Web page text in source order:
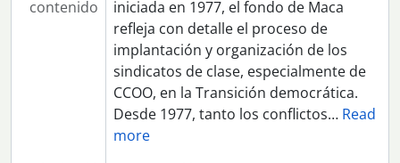
[Serie] 87 - VI Congreso de CCOO de Hostelería de Sevilla
[Serie] 88 - 1º de mayo de 1992
[Serie] 89 - Carnavales de Sevilla en la Alameda, organizados por el primer Ayuntamiento democrático
[Serie] 90 - Gitanos con banderas de Andalucía
[Serie] 91 - Actuación de Victor Manuel en Guillena
[Serie] 92 - Exterior de la Prisión Provincial de Sevilla
contenido
iniciada en 1977, el fondo de Maca
refleja con detalle el proceso de
implantación y organización de los
sindicatos de clase, especialmente de
CCOO, en la Transición democrática.
Desde 1977, tanto los conflictos… Read
more